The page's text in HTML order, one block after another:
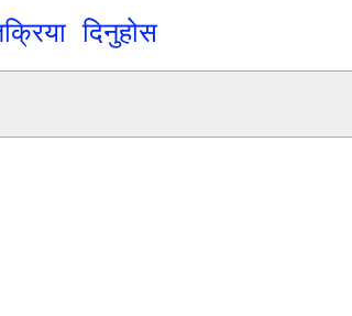
दिनुहोस